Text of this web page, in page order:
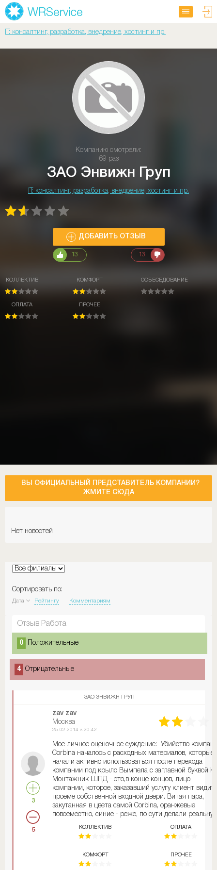
IT: консалтинг, разработка, внедрение, хостинг и пр.
Компанию смотрели:
69 раз
ЗАО Энвижн Груп
IT: консалтинг, разработка, внедрение, хостинг и пр.
ДОБАВИТЬ ОТЗЫВ
13 13
КОЛЛЕКТИВ
ОПЛАТА
КОМФОРТ
ПРОЧЕЕ
СОБЕСЕДОВАНИЕ
ВЫ ОФИЦИАЛЬНЫЙ ПРЕДСТАВИТЕЛЬ КОМПАНИИ?
ЖМИТЕ СЮДА
Нет новостей
Сортировать по:
Дата Рейтингу Комментариям
Отзыв Работа
0 Положительные
4 Отрицательные
ЗАО ЭНВИЖН ГРУП
3
5
zav zav
Москва
25.02.2014 в 20:42
Мое личное оценочное суждение: Убийство
Corbina началось с расходных материалов, которые
начали активно использоваться после перехода
компании под крыло Вымпела с заглавной буквой К.
Монтажник ШПД - это,в конце концов, лицо
компании, которое, заказавший услугу клиент видит
проеме собственной входной двери. Витая пара,
закутанная в цвета самой Corbina, оранжевые
повсеместно, синие - реже, по сути делали
его количество оранжевых кабелей -четко
абоненту, кто в этом, доме, районе, самый быстрый,
тарифам, и не дай бог за оранжевый кабель кто-
нибудь " начнет вытягиваться", дорого и хлопотно
КОЛЛЕКТИВ
КОМФОРТ
ОПЛАТА
ПРОЧЕЕ